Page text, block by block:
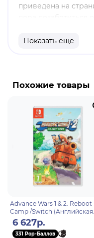
приведена на
пора
Larry — Wet
помешали нам и
архипелаге
Показать еще
Похожие товары
Advance Wars 1 & 2: Reboot
Camp /Switch (Английская
версия)
6 627р.
331 Pop-Баллов